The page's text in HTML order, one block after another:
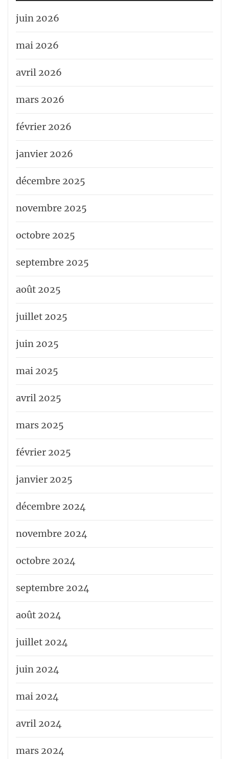
juin 2026
mai 2026
avril 2026
mars 2026
février 2026
janvier 2026
décembre 2025
novembre 2025
octobre 2025
septembre 2025
août 2025
juillet 2025
juin 2025
mai 2025
avril 2025
mars 2025
février 2025
janvier 2025
décembre 2024
novembre 2024
octobre 2024
septembre 2024
août 2024
juillet 2024
juin 2024
mai 2024
avril 2024
mars 2024